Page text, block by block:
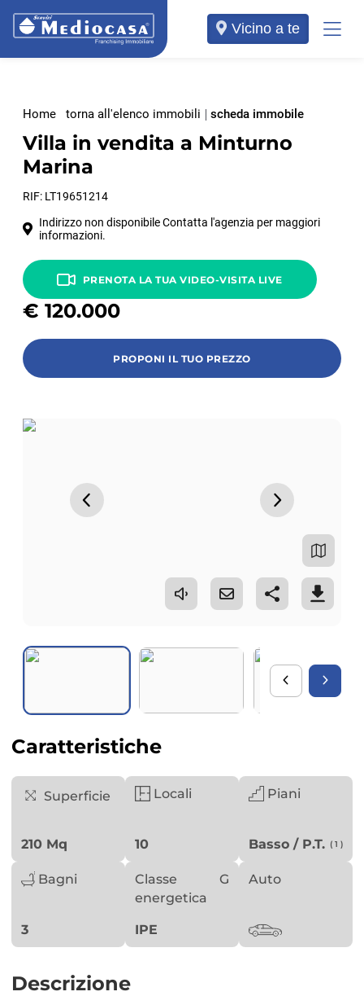
Vicino a te
Home torna all'elenco immobili scheda immobile
Villa in vendita a Minturno
Marina
RIF: LT19651214
Indirizzo non disponibile Contatta l'agenzia per maggiori
informazioni.
PRENOTA LA TUA VIDEO-VISITA LIVE
€ 120.000
PROPONI IL TUO PREZZO
Caratteristiche
Superficie
210 Mq
Locali
10
Piani
Basso / P.T. ( 1 )
Bagni
3
Classe
G
energetica
IPE
Auto
Descrizione